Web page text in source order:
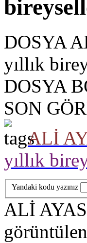
DOSYA
yıllık
DOSYA
SON
ALİ
yıllık
Yandaki kodu yazınız
ALİ AYAS